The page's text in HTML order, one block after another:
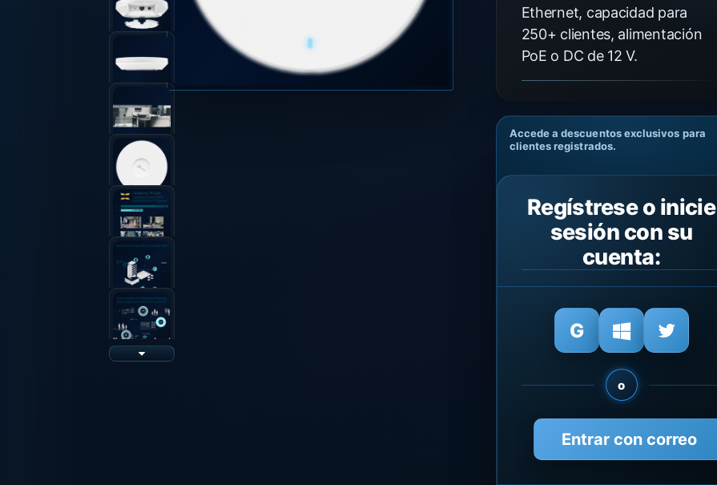
Ethernet, capacidad para
250+ clientes, alimentación
PoE o DC de 12 V.
Accede a descuentos exclusivos para
clientes registrados.
Regístrese o inicie
sesión con su
cuenta:
o
Entrar con correo